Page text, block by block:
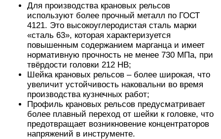
Для производства крановых рельсов
используют более прочный металл по ГОСТ
4121. Это высокоуглеродистая сталь марки
«сталь 63», которая характеризуется
повышенным содержанием марганца и имеет
нормативную прочность не менее 730 МПа, при
твёрдости головки 212 НВ;
Шейка крановых рельсов – более широкая, что
увеличит устойчивость наковальни во время
производства кузнечных работ;
Профиль крановых рельсов предусматривает
более плавный переход от шейки к головке, что
предотвращает возникновение концентраторов
напряжений в инструменте.